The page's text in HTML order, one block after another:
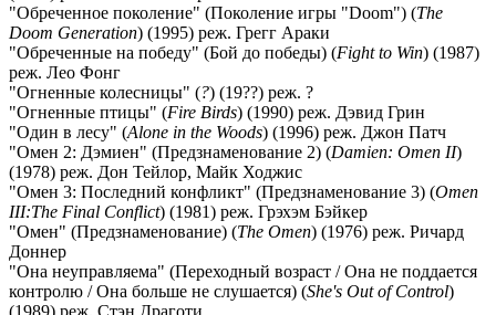
"Обреченное поколение" (Поколение игры "Doom") (The
Doom Generation) (1995) реж. Грегг Араки
"Обреченные на победу" (Бой до победы) (Fight to Win) (1987)
реж. Лео Фонг
"Огненные колесницы" (?) (19??) реж. ?
"Огненные птицы" (Fire Birds) (1990) реж. Дэвид Грин
"Один в лесу" (Alone in the Woods) (1996) реж. Джон Патч
"Омен 2: Дэмиен" (Предзнаменование 2) (Damien: Omen II)
(1978) реж. Дон Тейлор, Майк Ходжис
"Омен 3: Последний конфликт" (Предзнаменование 3) (Omen
III:The Final Conflict) (1981) реж. Грэхэм Бэйкер
"Омен" (Предзнаменование) (The Omen) (1976) реж. Ричард
Доннер
"Она неуправляема" (Переходный возраст / Она не поддается
контролю / Она больше не слушается) (She's Out of Control)